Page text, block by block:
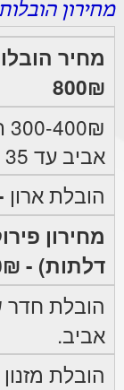
מחירון
800₪
אביב עד 35 ק"מ
הובלת ארון
דלתות) - 150-400₪.
הובלת חדר
אביב.
הובלת מזנון